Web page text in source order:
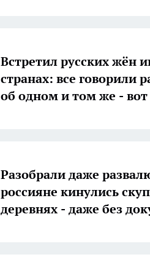
Встретил русских жён
странах: все говорили
об одном и том же -
Разобрали даже
россияне кинулись
деревнях - даже без